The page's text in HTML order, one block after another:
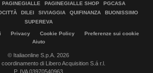
PAGINEGIALLE PAGINEGIALLE SHOP
PGCASA
DILEI SIVIAGGIA QUIFINANZA
BUONISSIMO
SUPEREVA
Privacy Cookie Policy
Preferenze sui cookie
Aiuto
© Italiaonline S.p.A. 2026
di Libero Acquisition S.á r.l.
P. IVA 03970540963